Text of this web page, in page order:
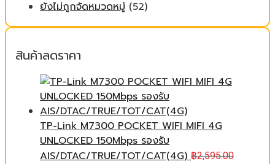
ยังไม่ถูกจัดหมวดหมู่ (52)
สินค้าลดราคา
TP-Link M7300 POCKET WIFI MIFI 4G
UNLOCKED 150Mbps รองรับ
AIS/DTAC/TRUE/TOT/CAT(4G) ฿2,595.00